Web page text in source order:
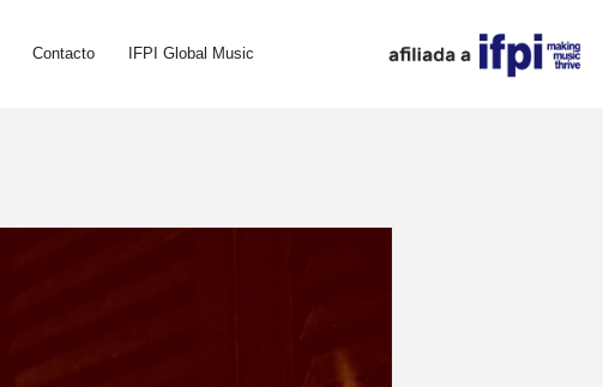
Contacto IFPI Global Music